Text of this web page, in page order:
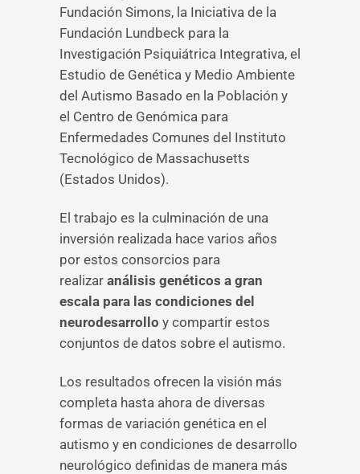
Fundación Simons, la Iniciativa de la
Fundación Lundbeck para la
Investigación Psiquiátrica Integrativa, el
Estudio de Genética y Medio Ambiente
del Autismo Basado en la Población y
el Centro de Genómica para
Enfermedades Comunes del Instituto
Tecnológico de Massachusetts
(Estados Unidos).
El trabajo es la culminación de una
inversión realizada hace varios años
por estos consorcios para
realizar análisis genéticos a gran
escala para las condiciones del
neurodesarrollo y compartir estos
conjuntos de datos sobre el autismo.
Los resultados ofrecen la visión más
completa hasta ahora de diversas
formas de variación genética en el
autismo y en condiciones de desarrollo
neurológico definidas de manera más